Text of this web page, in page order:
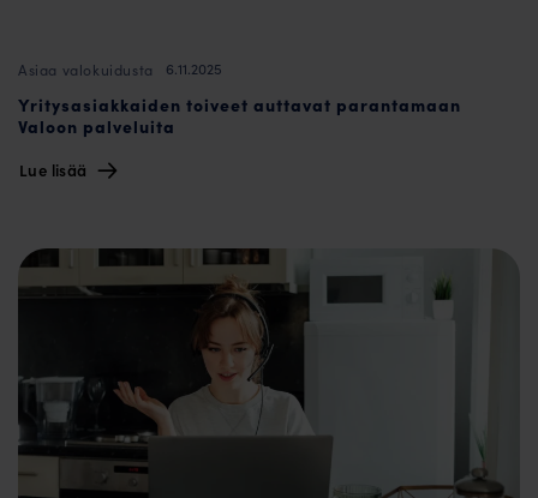
Asiaa valokuidusta 6.11.2025
Yritysasiakkaiden toiveet auttavat parantamaan
Valoon palveluita
Lue lisää